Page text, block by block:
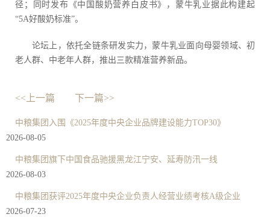
径；同时发布《中国酸奶营养白皮书》，蒙牛乳业据此构建起
“5A好酸奶标准”。
论坛上，依托全链条研发实力，蒙牛乳业面向母婴领域、初
老人群、中老年人群，推出三款精准营养新品。
<<上一篇 下一篇>>
中粮集团入围《2025年度中央企业品牌建设能力TOP30》
2026-08-05
中粮集团旗下中国食品驰援黑龙江宁安、延寿防汛一线
2026-08-03
中粮集团获评2025年度中央企业负责人经营业绩考核A级企业
2026-07-23